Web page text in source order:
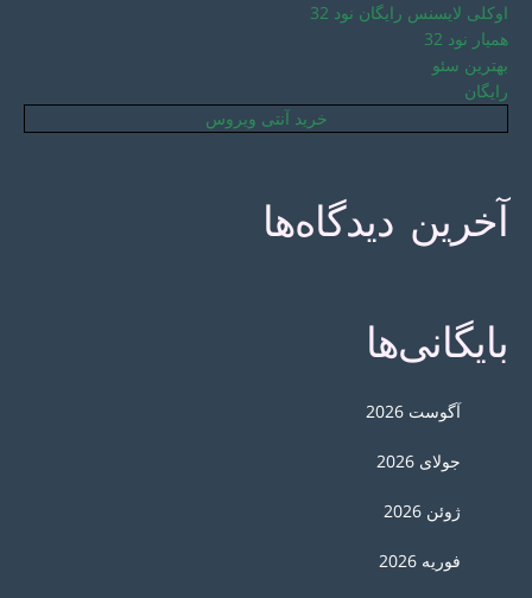
اوکلی لایسنس رایگان نود 32
همیار نود 32
بهترین سئو
رایگان
خرید آنتی ویروس
آخرین دیدگاه‌ها
بایگانی‌ها
آگوست 2026
جولای 2026
ژوئن 2026
فوریه 2026